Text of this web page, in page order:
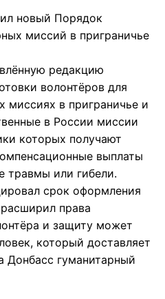
новый Порядок
миссий в приграничье
редакцию
волонтёров для
миссиях в приграничье и
в России миссии
которых получают
выплаты
травмы или гибели.
срок оформления
права
и защиту может
который доставляет
Донбасс гуманитарный